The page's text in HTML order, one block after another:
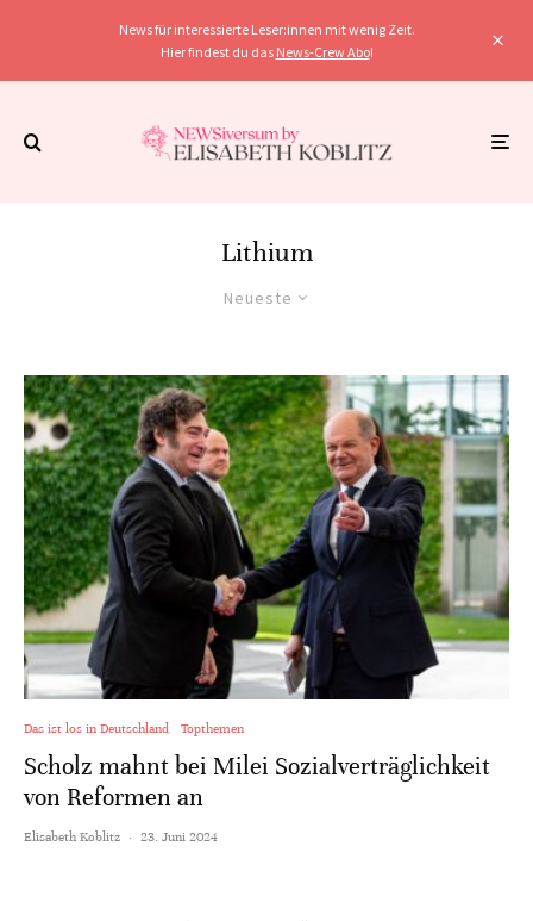
News für interessierte Leser:innen mit wenig Zeit.
Hier findest du das News-Crew Abo!
Lithium
Neueste
Das ist los in Deutschland Topthemen
Scholz mahnt bei Milei Sozialverträglichkeit
von Reformen an
Elisabeth Koblitz · 23. Juni 2024